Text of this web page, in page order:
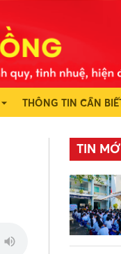
THÔNG TIN CẦN
TIN